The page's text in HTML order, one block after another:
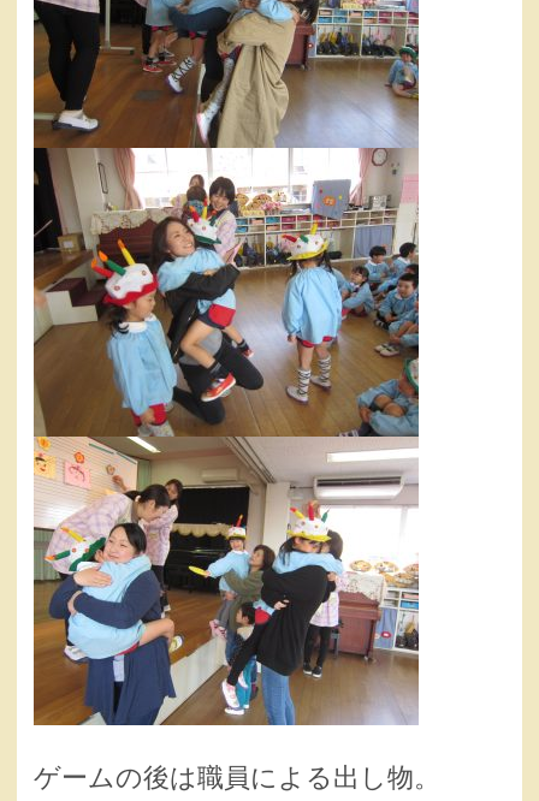
ゲームの後は職員による出し物。